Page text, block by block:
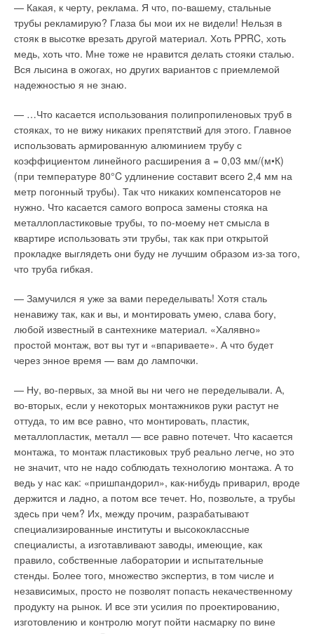
— Какая, к черту, реклама. Я что, по-вашему, стальные
трубы рекламирую? Глаза бы мои их не видели! Нельзя в
стояк в высотке врезать другой материал. Хоть PPRC, хоть
медь, хоть что. Мне тоже не нравится делать стояки сталью.
Вся лысина в ожогах, но других вариантов с приемлемой
надежностью я не знаю.
— …Что касается использования полипропиленовых труб в
стояках, то не вижу никаких препятствий для этого. Главное
использовать армированную алюминием трубу с
коэффициентом линейного расширения a = 0,03 мм/(м•К)
(при температуре 80°C удлинение составит всего 2,4 мм на
метр погонный трубы). Так что никаких компенсаторов не
нужно. Что касается самого вопроса замены стояка на
металлопластиковые трубы, то по-моему нет смысла в
квартире использовать эти трубы, так как при открытой
прокладке выглядеть они буду не лучшим образом из-за того,
что труба гибкая.
— Замучился я уже за вами переделывать! Хотя сталь
ненавижу так, как и вы, и монтировать умею, слава богу,
любой известный в сантехнике материал. «Халявно»
простой монтаж, вот вы тут и «впариваете». А что будет
через энное время — вам до лампочки.
— Ну, во-первых, за мной вы ни чего не переделывали. А,
во-вторых, если у некоторых монтажников руки растут не
оттуда, то им все равно, что монтировать, пластик,
металлопластик, металл — все равно потечет. Что касается
монтажа, то монтаж пластиковых труб реально легче, но это
не значит, что не надо соблюдать технологию монтажа. А то
ведь у нас как: «пришпандорил», как-нибудь приварил, вроде
держится и ладно, а потом все течет. Но, позвольте, а трубы
здесь при чем? Их, между прочим, разрабатывают
специализированные институты и высококлассные
специалисты, а изготавливают заводы, имеющие, как
правило, собственные лаборатории и испытательные
стенды. Более того, множество экспертиз, в том числе и
независимых, просто не позволят попасть некачественному
продукту на рынок. И все эти усилия по проектированию,
изготовлению и контролю могут пойти насмарку по вине
Размерный текст автоматически обновляется при
редактировании. Также можно устанавливать масштаб
размерного текста, например, при выводе на печать. С
MagiCAD можно легко поменять вид с традиционного 2D на
3D и обратно. Функция «Мастер маршрута» (Route Wizard)
использование упрощает и ускоряет процесс работы.
MagiCAD автоматически вычертит поперечный разрез,
достаточно только выбрать компоненты на рабочем чертеже
и показать направление. Специально для российских
пользователей разработано приложение к MagiCAD —
MagiSPEC — для создания спецификации оборудования,
изделий и материалов в соответствии с требованиями ГОСТ
21.110–95 (рис. 1). Это приложение обеспечивает:
автоматическое получение спецификаций в формате MS
ведение журнала учета всех изменений, выполненных в
спецификации;
вывод на печать с использованием шаблонов MS Word,
настроенных в соответствии с требованиями российских
стандартов;
расширяемость и масштабируемость приложения.
Инженеры, работающие с MagiCAD, отмечают, что его новая
версия позволяет проектировать со скомпонованными в
одной 3D-модели интеллектуальными объектами.
Проектировщик не задумывается над оптимизацией и
подбором размеров труб, воздуховодов, клапанов и т.д. —
программа делает это автоматически. Более того, если
элементы системы касаются или пересекается со стеной,
трубопроводами, коробами и т.п., MagiCAD отметит их на
чертеже и проверит корректность расположения
оборудования. Еще один важный момент — все
оборудование находится в файле проекта и включает все
геометрические и технические данные, необходимые для
визуализации и расчетов. При необходимости оборудование
можно скорректировать с учетом специальных требований
проекта. Программа MagiCAD имеет модульную структуру и
состоит из 3 модулей:
работу этих радиаторов. Все агрегаты поставляются в
надежной индивидуальной упаковке и комплектуются по
требованию заказчика оригинальными аксессуарами.
К ним относятся заглушки, переходники, кронштейны, а для
серии RS BIMETAL предусмотрены даже специальные щетки
сомнений, что потребители высоко оценят технические
характеристики и оригинальный дизайн новых серий
радиаторов отопления Sira Group.
Читайте по теме:
→ SIRA — самые яркие чувства!
ЖУРНАЛ СОК МАРТ 2008
→ Радиаторы отопления: краткий обзор рынка
ЖУРНАЛ СОК ИЮЛЬ 2007
→ Пусть всегда будет Sira — радиатор-чемпион
Алюминиевые радиаторы
→
ЖУРНАЛ СОК АПРЕЛЬ 2006
Уведомления отключены
Комментарии
В этой теме еще нет комментариев
Добавить комментарий
стабильное качество продукции, строгий контроль процессов
литья и обработки на всех этапах, 100% исполнение
графиков поставки и система управления качеством
выпускаемой и вновь разрабатываемой продукции.
Следует также отметить, что персонал Trakya Dokum
«Управление качеством производства», что играет
немаловажную роль в постоянном совершенствовании всех
стадий производства.
Читайте по теме:
Обзор систем защиты от протечек 2026
ЖУРНАЛ СОК ИЮНЬ 2026
→
Как определить качество хомутов — несколько простых
способов
ЖУРНАЛ СОК ИЮНЬ 2026
→
Система Качества РЕХАУ: как цифровые технологии
→ Тёплый пол Giacomini — решение в комплекте!
ЖУРНАЛ СОК МАЙ 2026
→
Термоокислительная деструкция — основной фактор
сокращения срока службы полипропиленовых труб
ЖУРНАЛ СОК МАЙ 2026
Уведомления отключены
Комментарии
В этой теме еще нет комментариев
Добавить комментарий
Ваше имя *
Ваш E-mail *